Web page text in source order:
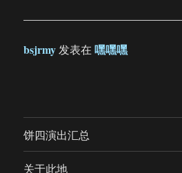
bsjrmy发表在嘿嘿嘿
饼四演出汇总
关于此地